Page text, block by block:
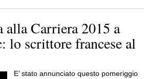
alla Carriera 2015 a
lo scrittore francese al
E’ stato annunciato questo pomeriggio